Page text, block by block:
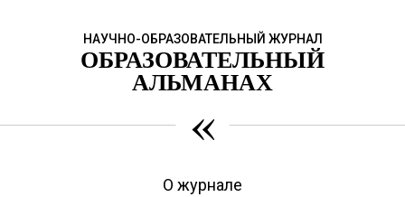
НАУЧНО-ОБРАЗОВАТЕЛЬНЫЙ ЖУРНАЛ
ОБРАЗОВАТЕЛЬНЫЙ
АЛЬМАНАХ
«
О журнале